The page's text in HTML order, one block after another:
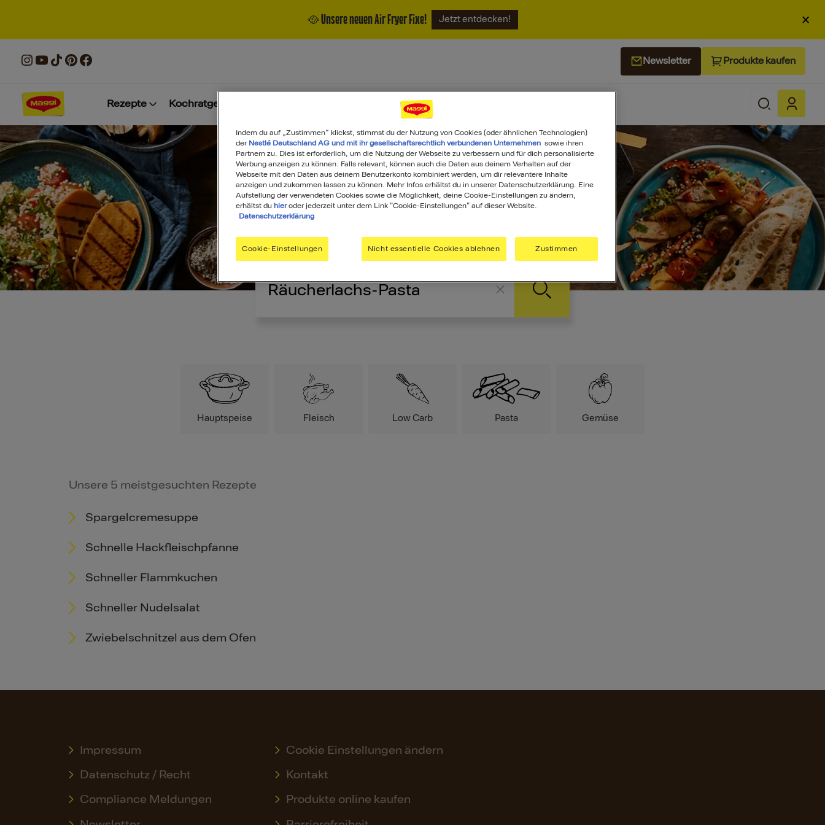
🥘 Unsere neuen Air Fryer Fixe! Jetzt entdecken! ×
Newsletter Produkte kaufen
Rezepte Kochratgeber Über uns
Was darf's heute sein?
Hauptspeise Fleisch Low Carb Pasta Gemüse
Unsere 5 meistgesuchten Rezepte
Spargelcremesuppe
Schnelle Hackfleischpfanne
Schneller Flammkuchen
Schneller Nudelsalat
Zwiebelschnitzel aus dem Ofen
Impressum
Datenschutz / Recht
Compliance Meldungen
Cookie Einstellungen ändern
Kontakt
Produkte online kaufen
Indem du auf „Zustimmen“ klickst, stimmst du der Nutzung von Cookies (oder ähnlichen Technologien)
der Nestlé Deutschland AG und mit ihr gesellschaftsrechtlich verbundenen Unternehmen sowie ihren
Partnern zu. Dies ist erforderlich, um die Nutzung der Webseite zu verbessern und für dich personalisierte
Werbung anzeigen zu können. Falls relevant, können auch die Daten aus deinem Verhalten auf der
Webseite mit den Daten aus deinem Benutzerkonto kombiniert werden, um dir relevantere Inhalte
anzeigen und zukommen lassen zu können. Mehr Infos erhältst du in unserer Datenschutzerklärung. Eine
Aufstellung der verwendeten Cookies sowie die Möglichkeit, deine Cookie-Einstellungen zu ändern,
erhältst du hieroder jederzeit unter dem Link "Cookie-Einstellungen" auf dieser Website.
Datenschutzerklärung
Cookie-Einstellungen Nicht essentielle Cookies ablehnen Zustimmen